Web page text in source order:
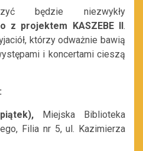
będzie niezwykły
z projektem KASZEBE II .
którzy odważnie bawią
i koncertami cieszą
Miejska Biblioteka
Filia nr 5, ul. Kazimierza